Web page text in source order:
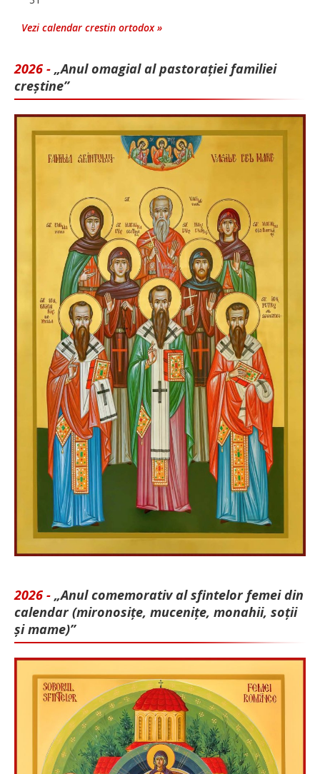
Vezi calendar crestin ortodox »
2026 - „Anul omagial al pastorației familiei
creștine”
2026 - „Anul comemorativ al sfintelor femei din
calendar (mironosițe, mu­cenițe, monahii, soții
și mame)”